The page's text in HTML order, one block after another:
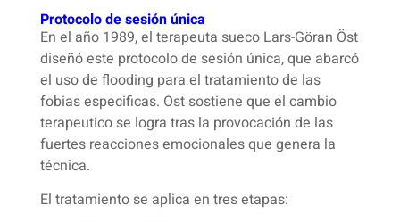
Protocolo de sesión única
En el año 1989, el terapeuta sueco Lars-Göran Öst
diseñó este protocolo de sesión única, que abarcó
el uso de flooding para el tratamiento de las
fobias especificas. Ost sostiene que el cambio
terapeutico se logra tras la provocación de las
fuertes reacciones emocionales que genera la
técnica.
El tratamiento se aplica en tres etapas: